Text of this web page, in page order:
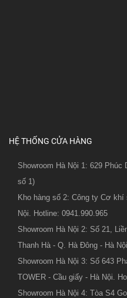
HỆ THỐNG CỬA HÀNG
Showroom Hà Nội 1: 629
số 1)
Kho hàng số 2: Công ty Cơ
Nội. Hotline: 0941.990.965
Showroom Hà Nội 2: Số 21,
Thanh Hà - Q. Hà Đông - Hà
Showroom Hà Nội 3: Số 643
TOWER - Cầu giấy - Hà Nội.
Showroom Hà Nội 4: Tòa S4